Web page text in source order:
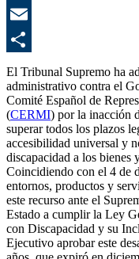
El Tribunal Supremo ha
administrativo contra el
Comité Español de
(CERMI) por la inacción
superar todos los plazos
accesibilidad universal y
discapacidad a los bienes
Coincidiendo con el 4 de
entornos, productos y
este recurso ante el
Estado a cumplir la Ley
con Discapacidad y su
Ejecutivo aprobar este